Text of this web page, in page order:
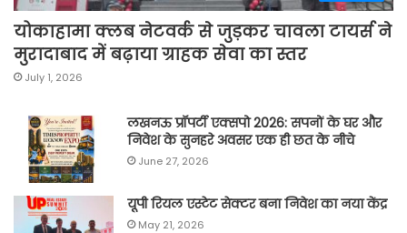
योकाहामा क्लब नेटवर्क से जुड़कर चावला टायर्स ने
मुरादाबाद में बढ़ाया ग्राहक सेवा का स्तर
July 1, 2026
लखनऊ प्रॉपर्टी एक्सपो 2026: सपनों के घर और
निवेश के सुनहरे अवसर एक ही छत के नीचे
June 27, 2026
यूपी रियल एस्टेट सेक्टर बना निवेश का नया केंद्र
May 21, 2026